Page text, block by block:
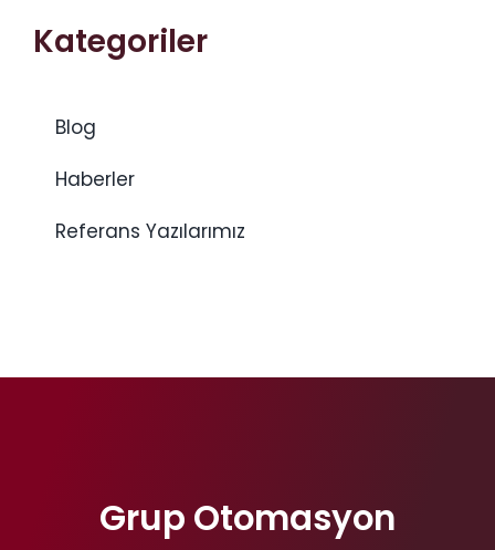
Kategoriler
Blog
Haberler
Referans Yazılarımız
Grup Otomasyon